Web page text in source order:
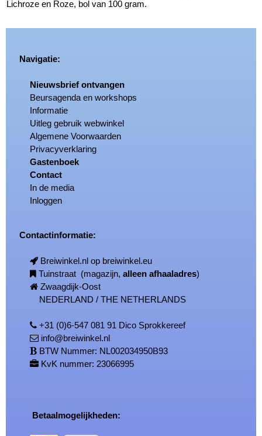
Lichroze en Roze, bol van 100 gram.
Navigatie:
Nieuwsbrief ontvangen
Beursagenda en workshops
Informatie
Uitleg gebruik webwinkel
Algemene Voorwaarden
Privacyverklaring
Gastenboek
Contact
In de media
Inloggen
Contactinformatie:
Breiwinkel.nl op breiwinkel.eu
Tuinstraat (magazijn,alleen afhaaladres)
Zwaagdijk-Oost
NEDERLAND / THE NETHERLANDS
+31 (0)6-547 081 91 Dico Sprokkereef
info@breiwinkel.nl
BTW Nummer: NL002034950B93
KvK nummer: 23066995
Betaalmogelijkheden: